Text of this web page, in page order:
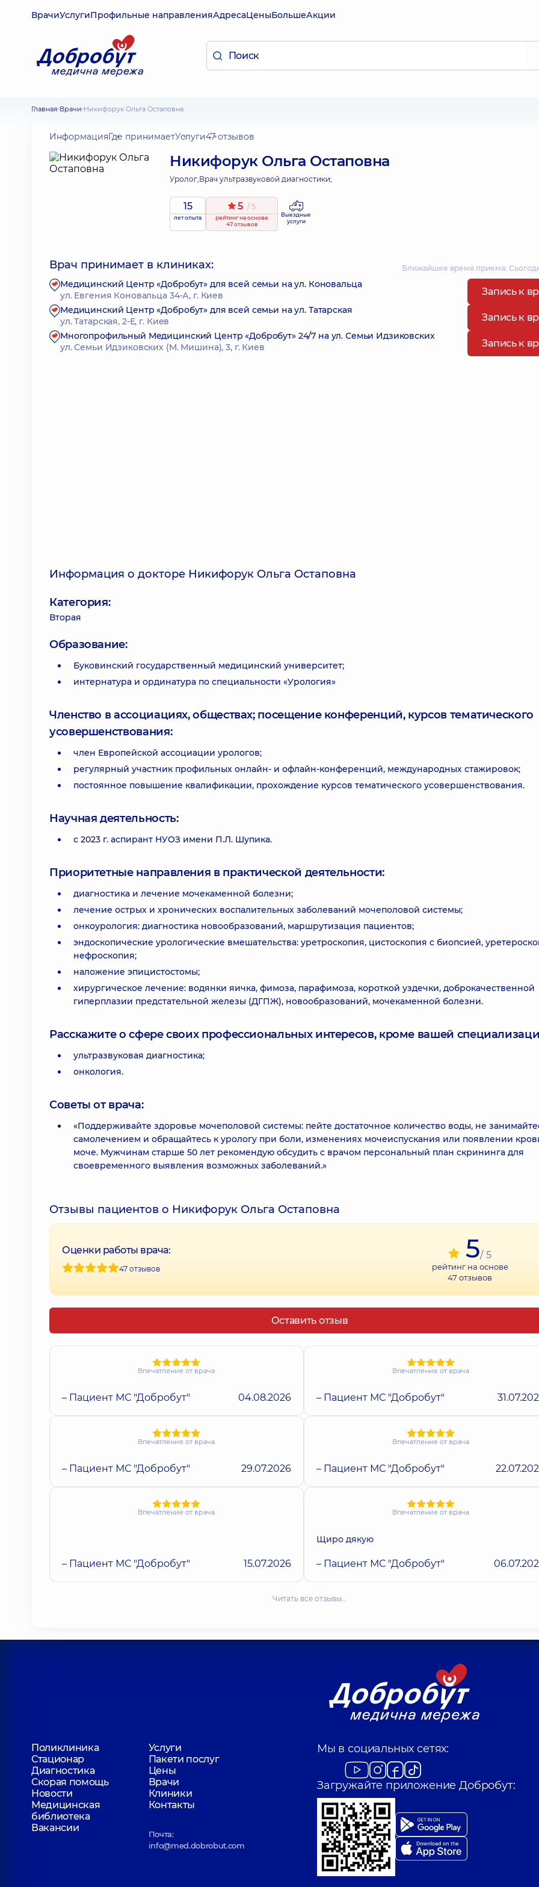
ВрачиУслугиПрофильные направленияАдресаЦеныБольшеАкции
Главная Врачи Никифорук Ольга Остаповна
ИнформацияГде принимаетУслуги47 отзывов
Никифорук Ольга Остаповна
Уролог;Врач ультразвуковой диагностики;
15
лет опыта
5 / 5
рейтингна основе
47 отзывов
Выездные
услуги
Врач принимает в клиниках: Ближайшее время приема:
Медицинский Центр «Добробут» для всей семьи на ул. Коновальца
ул. Евгения Коновальца 34-А, г. Киев
Запись к
Медицинский Центр «Добробут» для всей семьи на ул. Татарская
ул. Татарская, 2-Е, г. Киев
Запись к
Многопрофильный Медицинский Центр «Добробут» 24/7 на ул. Семьи Идзиковских
ул. Семьи Идзиковских (М. Мишина), 3, г. Киев
Запись к
Информация о докторе Никифорук Ольга Остаповна
Категория:
Вторая
Образование:
Буковинский государственный медицинский университет;
интернатура и ординатура по специальности «Урология»
Членство в ассоциациях, обществах; посещение конференций, курсов тематического
усовершенствования:
член Европейской ассоциации урологов;
регулярный участник профильных онлайн- и офлайн-конференций, международных стажировок;
постоянное повышение квалификации, прохождение курсов тематического усовершенствования.
Научная деятельность:
с 2023 г. аспирант НУОЗ имени П.Л. Шупика.
Приоритетные направления в практической деятельности:
диагностика и лечение мочекаменной болезни;
лечение острых и хронических воспалительных заболеваний мочеполовой системы;
онкоурология: диагностика новообразований, маршрутизация пациентов;
эндоскопические урологические вмешательства: уретроскопия, цистоскопия с биопсией,
нефроскопия;
наложение эпицистостомы;
хирургическое лечение: водянки яичка, фимоза, парафимоза, короткой уздечки, доброкачественной
гиперплазии предстательной железы (ДГПЖ), новообразований, мочекаменной болезни.
Расскажите о сфере своих профессиональных интересов, кроме вашей
ультразвуковая диагностика;
онкология.
Советы от врача:
«Поддерживайте здоровье мочеполовой системы: пейте достаточное количество воды, не
самолечением и обращайтесь к урологу при боли, изменениях мочеиспускания или появлении
моче. Мужчинам старше 50 лет рекомендую обсудить с врачом персональный план скрининга для
своевременного выявления возможных заболеваний.»
Отзывы пациентов о Никифорук Ольга Остаповна
Оценки работы врача:
47 отзывов
5/ 5
рейтинг на основе
47 отзывов
Оставить отзыв
Впечатление от врача
– Пациент МС "Добробут" 04.08.2026
Впечатление от врача
– Пациент МС "Добробут"
Впечатление от врача
– Пациент МС "Добробут" 29.07.2026
Впечатление от врача
– Пациент МС "Добробут"
Впечатление от врача
– Пациент МС "Добробут" 15.07.2026
Впечатление от врача
Щиро дякую
– Пациент МС "Добробут"
Читать все отзывы…
Поликлиника
Услуги
Стационар
Пакети послуг
Диагностика
Цены
Скорая помощь
Врачи
Новости
Клиники
Медицинская
библиотека
Контакты
Вакансии
Почта:
info@med.dobrobut.com
Мы в социальных сетях:
Загружайте приложение Добробут: